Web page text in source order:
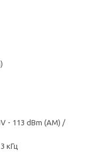
- 113 dBm (AM) /
кГц